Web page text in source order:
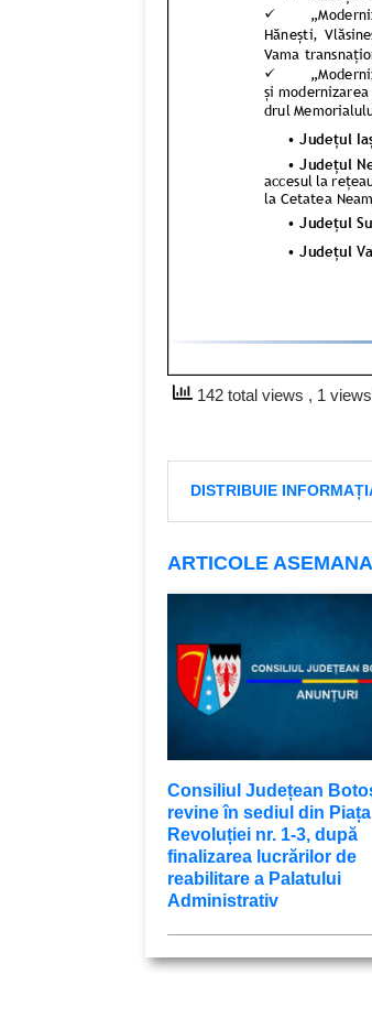
142 total views , 1
DISTRIBUIE
ARTICOLE
Consiliul Județean
revine în sediul din Piața
Revoluției nr. 1-3, după
finalizarea lucrărilor de
reabilitare a Palatului
Administrativ